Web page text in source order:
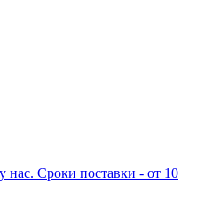
нас. Сроки поставки - от 10